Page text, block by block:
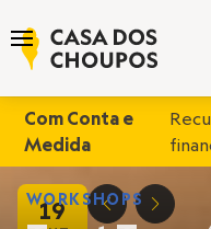
Com Conta e
Medida
19 D E
WORKSHOPS